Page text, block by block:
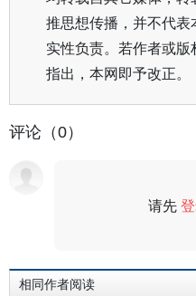
推思想传播，并不代
实性负责。若作者或
指出，本网即予改正。
评论（0）
请先
相同作者阅读